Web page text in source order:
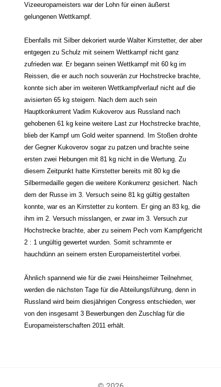
Vizeeuropameisters war der Lohn für einen äußerst
gelungenen Wettkampf.
Ebenfalls mit Silber dekoriert wurde Walter Kirrstetter, der aber
entgegen zu Schulz mit seinem Wettkampf nicht ganz
zufrieden war. Er begann seinen Wettkampf mit 60 kg im
Reissen, die er auch noch souverän zur Hochstrecke brachte,
konnte sich aber im weiteren Wettkampfverlauf nicht auf die
avisierten 65 kg steigern. Nach dem auch sein
Hauptkonkurrent Vadim Kukoverov aus Russland nach
gehobenen 61 kg keine weitere Last zur Hochstrecke brachte,
blieb der Kampf um Gold weiter spannend. Im Stoßen drohte
der Gegner Kukoverov sogar zu patzen und brachte seine
ersten zwei Hebungen mit 81 kg nicht in die Wertung. Zu
diesem Zeitpunkt hatte Kirrstetter bereits mit 80 kg die
Silbermedaille gegen die weitere Konkurrenz gesichert. Nach
dem der Russe im 3. Versuch seine 81 kg gültig gestalten
konnte, war es an Kirrstetter zu kontern. Er ging an 83 kg, die
ihm im 2. Versuch misslangen, er zwar im 3. Versuch zur
Hochstrecke brachte, aber zu seinem Pech vom Kampfgericht
2 : 1 ungültig gewertet wurden. Somit schrammte er
hauchdünn an seinem ersten Europameistertitel vorbei.
Ähnlich spannend wie für die zwei Heinsheimer Teilnehmer,
werden die nächsten Tage für die Abteilungsführung, denn in
Russland wird beim diesjährigen Congress entschieden, wer
von den insgesamt 3 Bewerbungen den Zuschlag für die
Europameisterschaften 2011 erhält.